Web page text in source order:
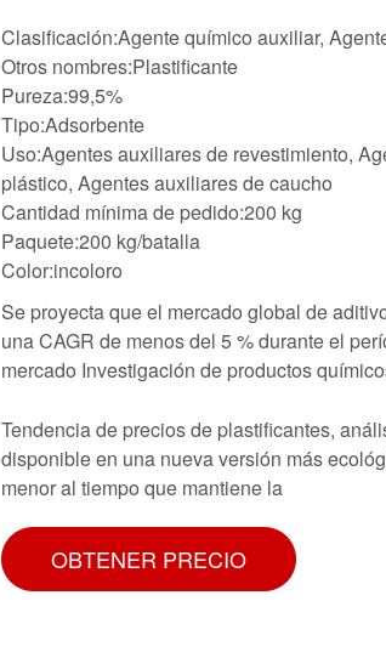
Clasificación:Agente químico auxiliar,
Otros nombres:Plastificante
Pureza:99,5%
Tipo:Adsorbente
Uso:Agentes auxiliares de revestimiento,
plástico, Agentes auxiliares de caucho
Cantidad mínima de pedido:200 kg
Paquete:200 kg/batalla
Color:incoloro
Se proyecta que el mercado global de
una CAGR de menos del 5 % durante el
mercado Investigación de productos
Tendencia de precios de plastificantes,
disponible en una nueva versión más
menor al tiempo que mantiene la
OBTENER PRECIO